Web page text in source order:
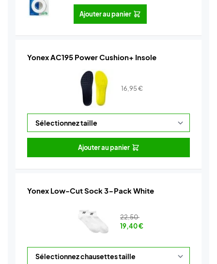
Ajouter au panier
Yonex AC195 Power Cushion+ Insole
16,95€
Ajouter au panier
Yonex Low-Cut Sock 3-Pack White
22,50
19,40€